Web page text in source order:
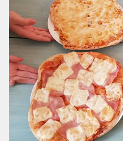
Organizace
Úřední deska
Naše škola
Základní škola
ZŠ speciální